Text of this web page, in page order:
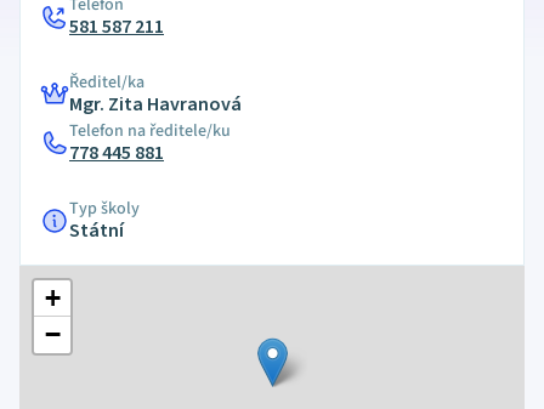
Telefon
581 587 211
Ředitel/ka
Mgr. Zita Havranová
Telefon na ředitele/ku
778 445 881
Typ školy
Státní
+
−